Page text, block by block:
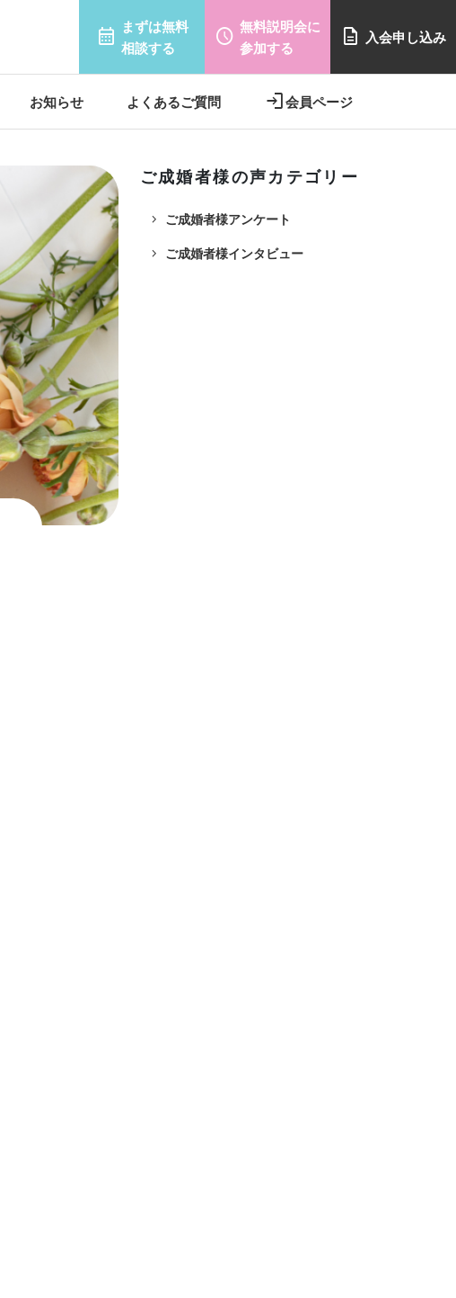
calendar_month まずは無料
相談する
schedule 無料説明会に
参加する
description 入会申し込み
お知らせ よくあるご質問 login会員ページ
ご成婚者様の声カテゴリー
navigate_next ご成婚者様アンケート
navigate_next ご成婚者様インタビュー